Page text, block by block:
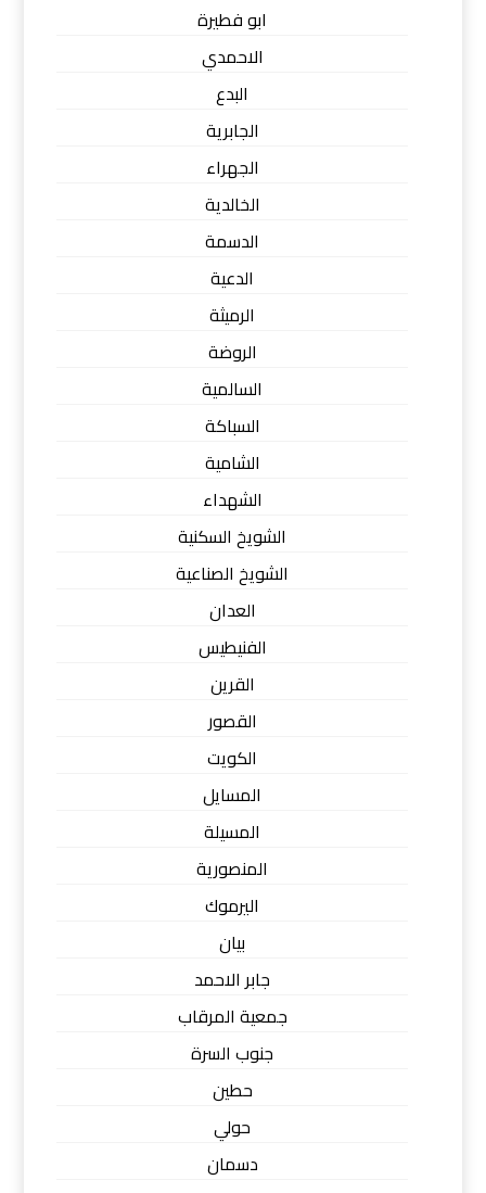
ابو فطيرة
الاحمدي
البدع
الجابرية
الجهراء
الخالدية
الدسمة
الدعية
الرميثة
الروضة
السالمية
السباكة
الشامية
الشهداء
الشويخ السكنية
الشويخ الصناعية
العدان
الفنيطيس
القرين
القصور
الكويت
المسايل
المسيلة
المنصورية
اليرموك
بيان
جابر الاحمد
جمعية المرقاب
جنوب السرة
حطين
حولي
دسمان